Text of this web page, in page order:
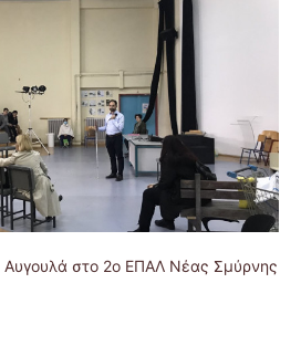
Αυγουλά στο 2ο ΕΠΑΛ Νέας Σμύρνης